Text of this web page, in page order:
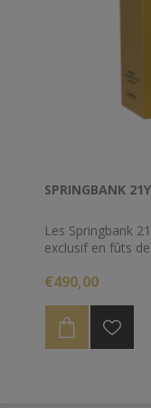
SPRINGBANK
Les Springbank
exclusif en fûts
whiskies
€490,00